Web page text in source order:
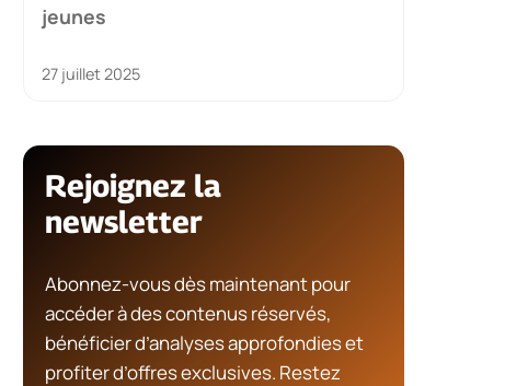
jeunes
27 juillet 2025
Rejoignez la
newsletter
Abonnez-vous dès maintenant pour
accéder à des contenus réservés,
bénéficier d’analyses approfondies et
profiter d’offres exclusives. Restez